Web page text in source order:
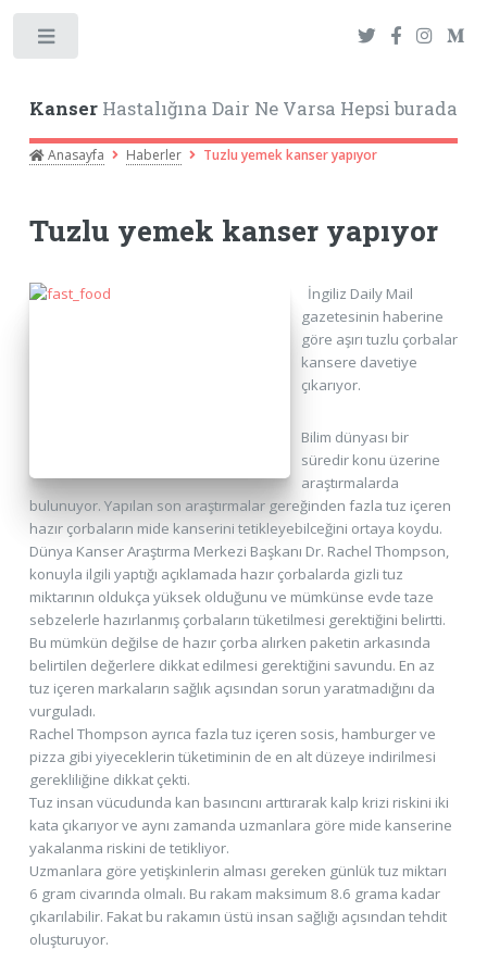
KanserHastalığına Dair Ne Varsa Hepsi burada
Anasayfa Haberler Tuzlu yemek kanser yapıyor
Tuzlu yemek kanser yapıyor
İngiliz Daily Mail
gazetesinin haberine
göre aşırı tuzlu çorbalar
kansere davetiye
çıkarıyor.
Bilim dünyası bir
süredir konu üzerine
araştırmalarda
bulunuyor. Yapılan son araştırmalar gereğinden fazla tuz içeren
hazır çorbaların mide kanserini tetikleyebilceğini ortaya koydu.
Dünya Kanser Araştırma Merkezi Başkanı Dr. Rachel Thompson,
konuyla ilgili yaptığı açıklamada hazır çorbalarda gizli tuz
miktarının oldukça yüksek olduğunu ve mümkünse evde taze
sebzelerle hazırlanmış çorbaların tüketilmesi gerektiğini belirtti.
Bu mümkün değilse de hazır çorba alırken paketin arkasında
belirtilen değerlere dikkat edilmesi gerektiğini savundu. En az
tuz içeren markaların sağlık açısından sorun yaratmadığını da
vurguladı.
Rachel Thompson ayrıca fazla tuz içeren sosis, hamburger ve
pizza gibi yiyeceklerin tüketiminin de en alt düzeye indirilmesi
gerekliliğine dikkat çekti.
Tuz insan vücudunda kan basıncını arttırarak kalp krizi riskini iki
kata çıkarıyor ve aynı zamanda uzmanlara göre mide kanserine
yakalanma riskini de tetikliyor.
Uzmanlara göre yetişkinlerin alması gereken günlük tuz miktarı
6 gram civarında olmalı. Bu rakam maksimum 8.6 grama kadar
çıkarılabilir. Fakat bu rakamın üstü insan sağlığı açısından tehdit
oluşturuyor.